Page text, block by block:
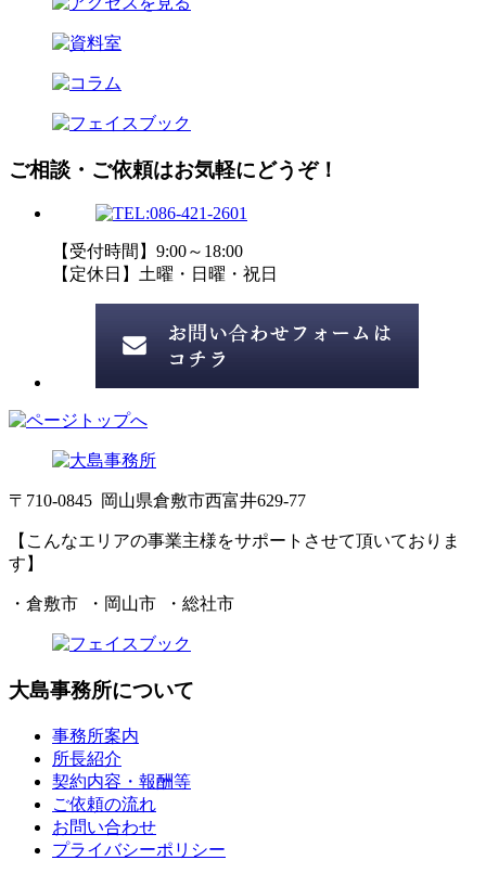
ご相談・ご依頼はお気軽にどうぞ！
【受付時間】9:00～18:00
【定休日】土曜・日曜・祝日
〒710-0845 岡山県倉敷市西富井629-77
【こんなエリアの事業主様をサポートさせて頂いておりま
す】
・倉敷市 ・岡山市 ・総社市
大島事務所について
事務所案内
所長紹介
契約内容・報酬等
ご依頼の流れ
お問い合わせ
プライバシーポリシー